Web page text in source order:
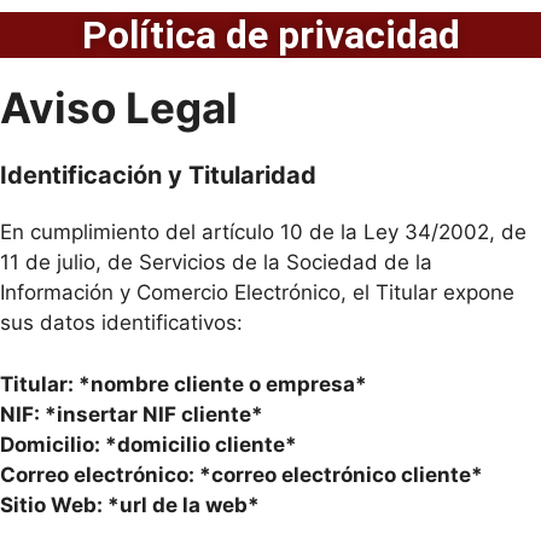
Política de privacidad
Aviso Legal
Identificación y Titularidad
En cumplimiento del artículo 10 de la Ley 34/2002, de
11 de julio, de Servicios de la Sociedad de la
Información y Comercio Electrónico, el Titular expone
sus datos identificativos:
Titular: *nombre cliente o empresa*
NIF: *insertar NIF cliente*
Domicilio: *domicilio cliente*
Correo electrónico: *correo electrónico cliente*
Sitio Web: *url de la web*